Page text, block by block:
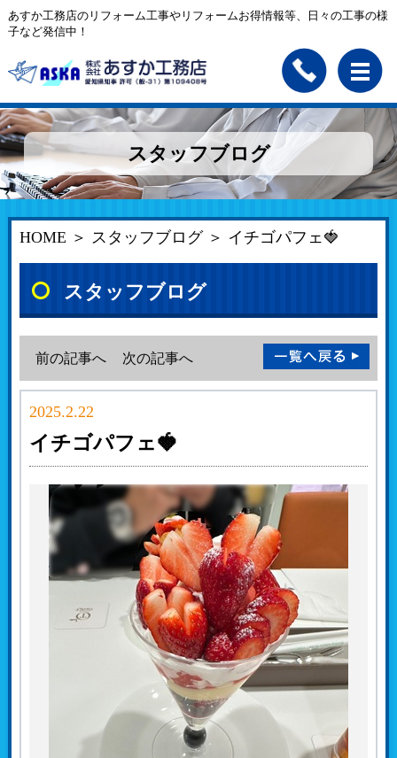
あすか工務店のリフォーム工事やリフォームお得情報等、日々の工事の様
子など発信中！
スタッフブログ
HOME ＞ スタッフブログ＞ イチゴパフェ🍓
スタッフブログ
前の記事へ 次の記事へ
2025.2.22
イチゴパフェ🍓